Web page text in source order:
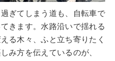
ぎてしまう道も、自転車で
きます。水路沿いで揺れる
る木々、ふと立ち寄りたく
み方を伝えているのが、